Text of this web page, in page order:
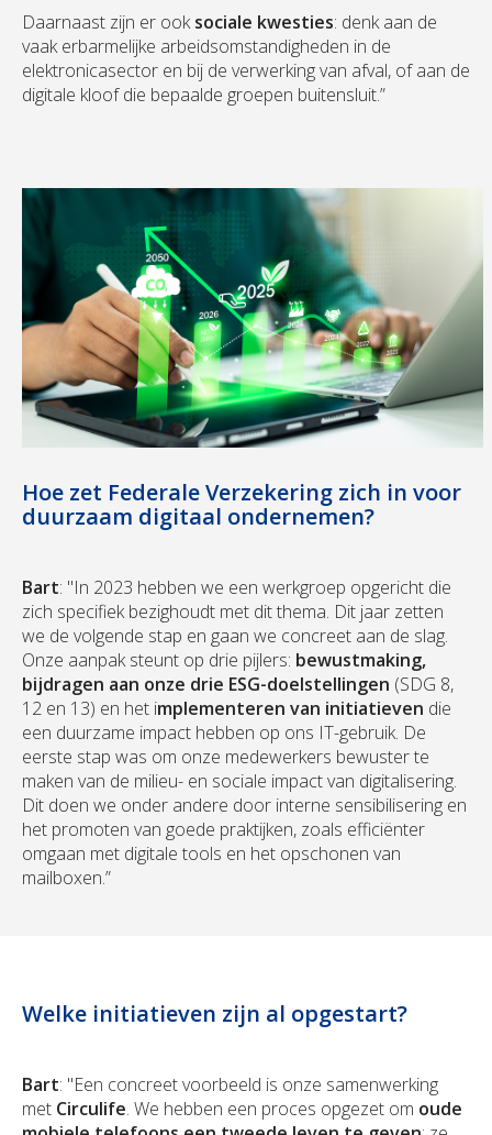
Daarnaast zijn er ooksociale kwesties: denk aan de
vaak erbarmelijke arbeidsomstandigheden in de
elektronicasector en bij de verwerking van afval, of aan de
digitale kloof die bepaalde groepen buitensluit.”
Hoe zet Federale Verzekering zich in voor
duurzaam digitaal ondernemen?
Bart: "In 2023 hebben we een werkgroep opgericht die
zich specifiek bezighoudt met dit thema. Dit jaar zetten
we de volgende stap en gaan we concreet aan de slag.
Onze aanpak steunt op drie pijlers: bewustmaking,
bijdragen aan onze drie ESG-doelstellingen (SDG 8,
12 en 13) en het implementeren van initiatieven die
een duurzame impact hebben op ons IT-gebruik. De
eerste stap was om onze medewerkers bewuster te
maken van de milieu- en sociale impact van digitalisering.
Dit doen we onder andere door interne sensibilisering en
het promoten van goede praktijken, zoals efficiënter
omgaan met digitale tools en het opschonen van
mailboxen.”
Welke initiatieven zijn al opgestart?
Bart: "Een concreet voorbeeld is onze samenwerking
met Circulife. We hebben een proces opgezet om oude